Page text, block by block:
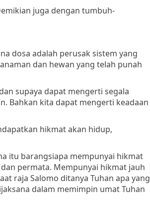
juga dengan tumbuh-
dosa adalah perusak sistem yang
dan hewan yang telah punah
supaya dapat mengerti segala
Bahkan kita dapat mengerti keadaan
hikmat akan hidup,
itu barangsiapa mempunyai hikmat
permata. Mempunyai hikmat jauh
raja Salomo ditanya Tuhan apa yang
dalam memimpin umat Tuhan